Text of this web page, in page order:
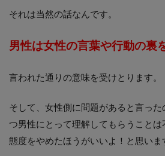
それは当然の話なんです。
男性は女性の言葉や行動の裏
言われた通りの意味を受けとります。
そして、女性側に問題があると言っ
つ男性にとって理解してもらうこと
態度をやめたほうがいいよ！と思いま